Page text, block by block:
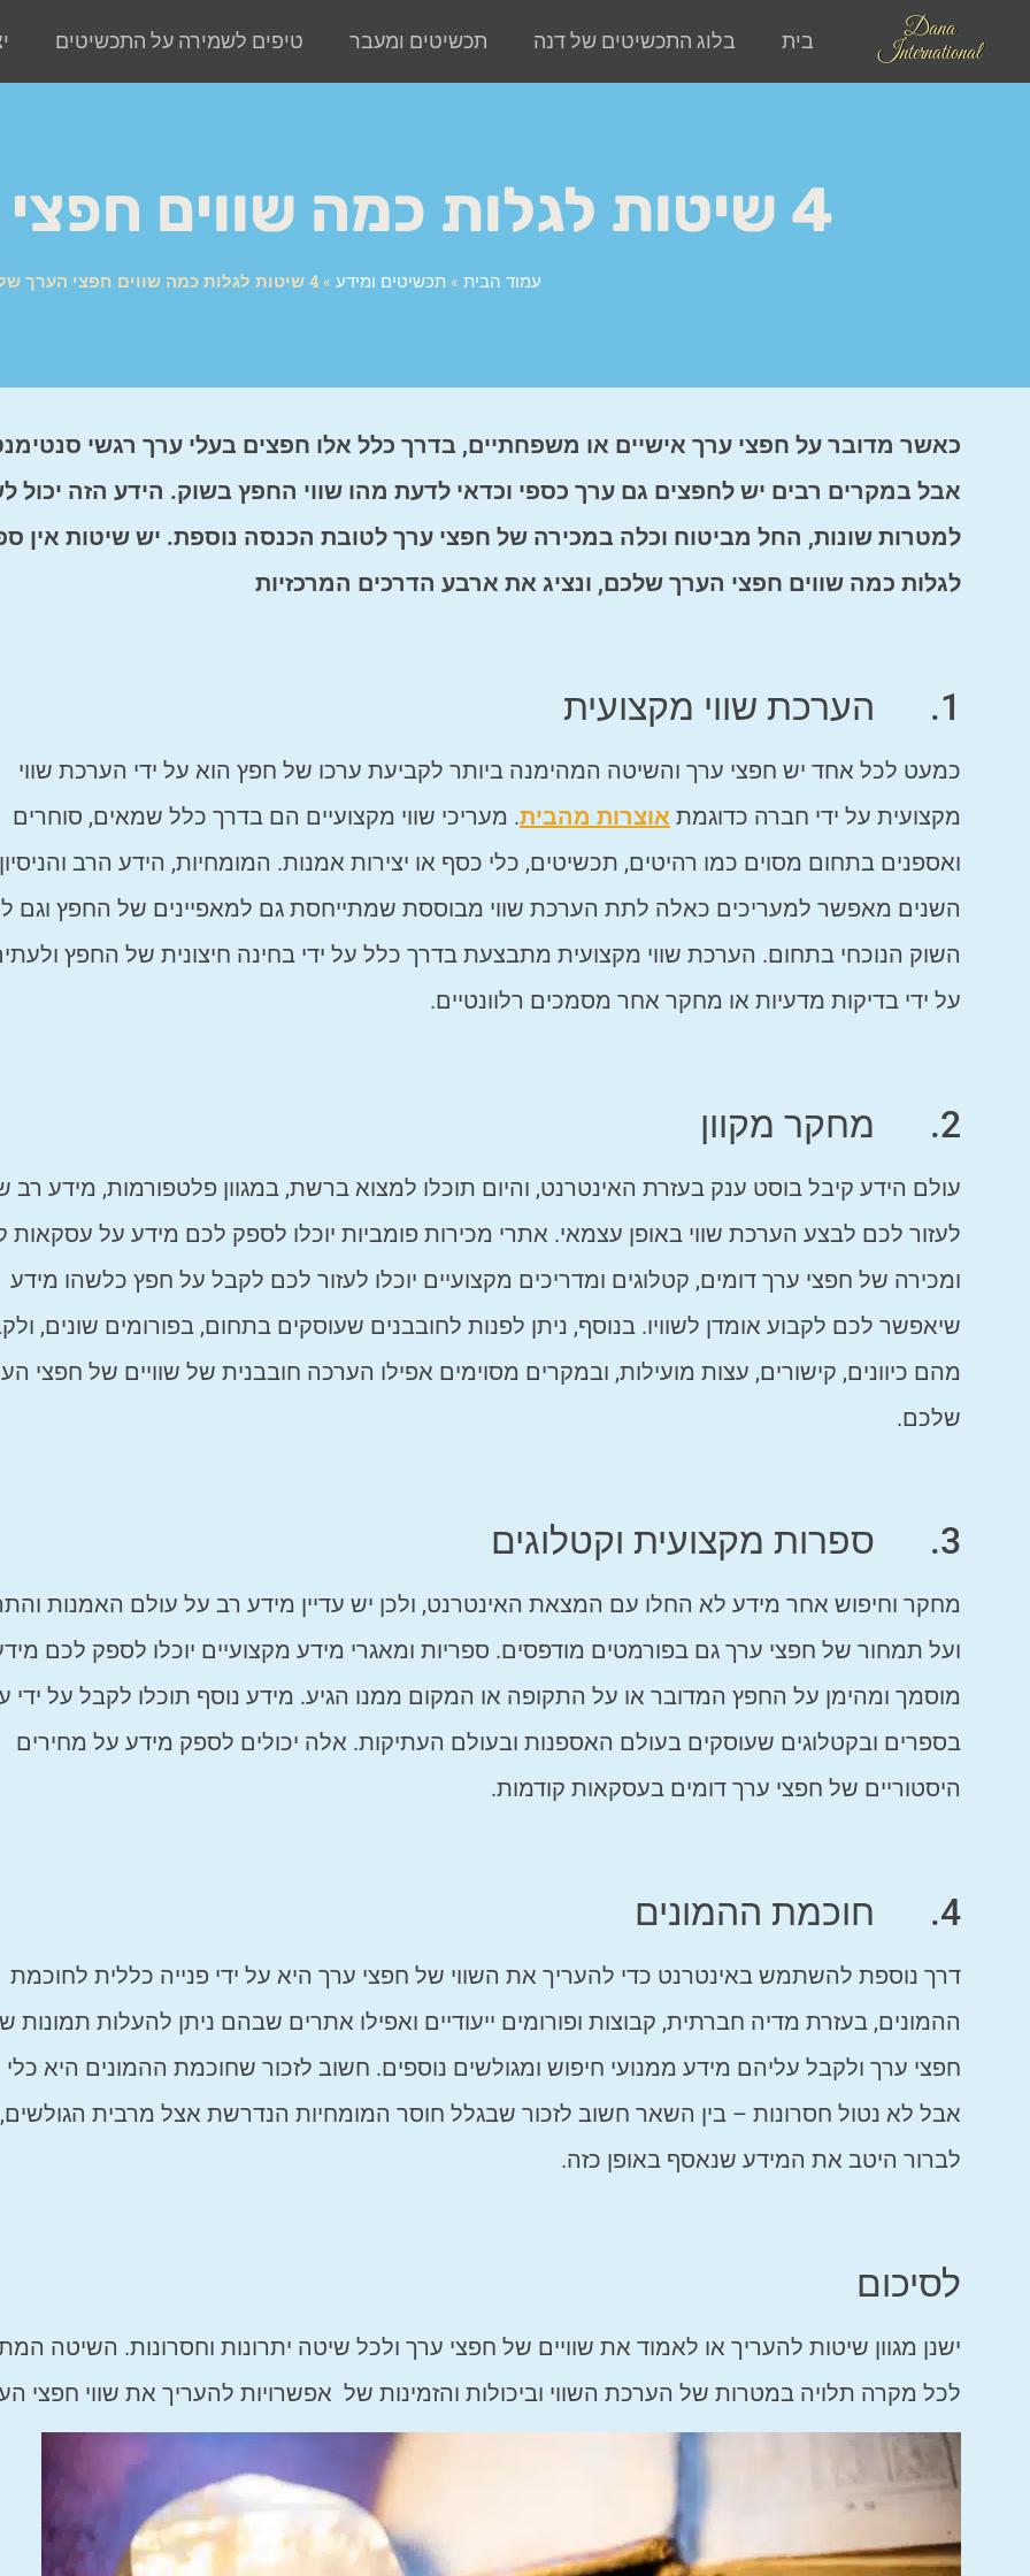
Dana
International
בית בלוג התכשיטים של דנה תכשיטים ומעבר טיפים לשמירה על התכשיטים
4 שיטות לגלות כמה שווים חפצי הערך שלכם
עמוד הבית » תכשיטים ומידע »4 שיטות לגלות כמה שווים חפצי הערך שלכם
כאשר מדובר על חפצי ערך אישיים או משפחתיים, בדרך כלל אלו חפצים בעלי ערך רגשי
אבל במקרים רבים יש לחפצים גם ערך כספי וכדאי לדעת מהו שווי החפץ בשוק. הידע הזה יכול
למטרות שונות, החל מביטוח וכלה במכירה של חפצי ערך לטובת הכנסה נוספת. יש שיטות אין
לגלות כמה שווים חפצי הערך שלכם, ונציג את ארבע הדרכים המרכזיות
1. הערכת שווי מקצועית
כמעט לכל אחד יש חפצי ערך והשיטה המהימנה ביותר לקביעת ערכו של חפץ הוא על ידי הערכת שווי
מקצועית על ידי חברה כדוגמת אוצרות מהבית. מעריכי שווי מקצועיים הם בדרך כלל שמאים, סוחרים
ואספנים בתחום מסוים כמו רהיטים, תכשיטים, כלי כסף או יצירות אמנות. המומחיות, הידע הרב
השנים מאפשר למעריכים כאלה לתת הערכת שווי מבוססת שמתייחסת גם למאפיינים של החפץ וגם
השוק הנוכחי בתחום. הערכת שווי מקצועית מתבצעת בדרך כלל על ידי בחינה חיצונית של החפץ
על ידי בדיקות מדעיות או מחקר אחר מסמכים רלוונטיים.
2. מחקר מקוון
עולם הידע קיבל בוסט ענק בעזרת האינטרנט, והיום תוכלו למצוא ברשת, במגוון פלטפורמות, מידע רב
לעזור לכם לבצע הערכת שווי באופן עצמאי. אתרי מכירות פומביות יוכלו לספק לכם מידע על עסקאות
ומכירה של חפצי ערך דומים, קטלוגים ומדריכים מקצועיים יוכלו לעזור לכם לקבל על חפץ כלשהו מידע
שיאפשר לכם לקבוע אומדן לשוויו. בנוסף, ניתן לפנות לחובבנים שעוסקים בתחום, בפורומים שונים,
מהם כיוונים, קישורים, עצות מועילות, ובמקרים מסוימים אפילו הערכה חובבנית של שוויים של חפצי
שלכם.
3. ספרות מקצועית וקטלוגים
מחקר וחיפוש אחר מידע לא החלו עם המצאת האינטרנט, ולכן יש עדיין מידע רב על עולם האמנות
ועל תמחור של חפצי ערך גם בפורמטים מודפסים. ספריות ומאגרי מידע מקצועיים יוכלו לספק לכם
מוסמך ומהימן על החפץ המדובר או על התקופה או המקום ממנו הגיע. מידע נוסף תוכלו לקבל על ידי
בספרים ובקטלוגים שעוסקים בעולם האספנות ובעולם העתיקות. אלה יכולים לספק מידע על מחירים
היסטוריים של חפצי ערך דומים בעסקאות קודמות.
4. חוכמת ההמונים
דרך נוספת להשתמש באינטרנט כדי להעריך את השווי של חפצי ערך היא על ידי פנייה כללית לחוכמת
ההמונים, בעזרת מדיה חברתית, קבוצות ופורומים ייעודיים ואפילו אתרים שבהם ניתן להעלות תמונות
חפצי ערך ולקבל עליהם מידע ממנועי חיפוש ומגולשים נוספים. חשוב לזכור שחוכמת ההמונים היא
אבל לא נטול חסרונות – בין השאר חשוב לזכור שבגלל חוסר המומחיות הנדרשת אצל מרבית
לברור היטב את המידע שנאסף באופן כזה.
לסיכום
ישנן מגוון שיטות להעריך או לאמוד את שוויים של חפצי ערך ולכל שיטה יתרונות וחסרונות. השיטה
לכל מקרה תלויה במטרות של הערכת השווי וביכולות והזמינות של אפשרויות להעריך את שווי חפצי